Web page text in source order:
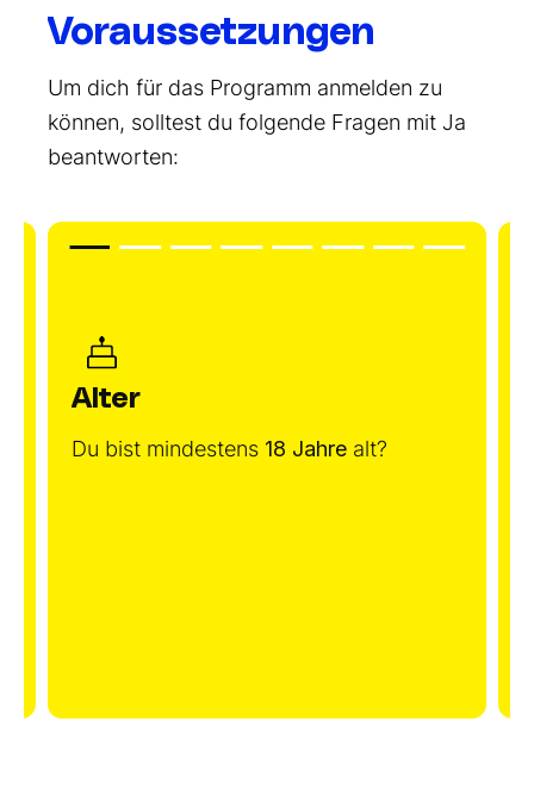
Voraussetzungen
Um dich für das Programm anmelden zu
können, solltest du folgende Fragen mit Ja
beantworten:
Alter
Du bist mindestens 18 Jahre alt?